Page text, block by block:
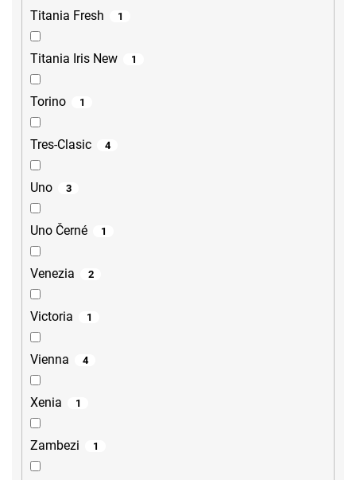
Titania Fresh 1
Titania Iris New 1
Torino 1
Tres-Clasic 4
Uno 3
Uno Černé 1
Venezia 2
Victoria 1
Vienna 4
Xenia 1
Zambezi 1